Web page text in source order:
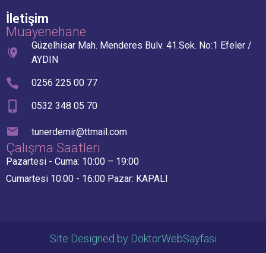
İletişim
Muayenehane
Güzelhisar Mah. Menderes Bulv. 41.Sok. No:1 Efeler /
AYDIN
0256 225 00 77
0532 348 05 70
tunerdemir@ttmail.com
Çalışma Saatleri
Pazartesi - Cuma: 10:00 – 19:00
Cumartesi 10:00 - 16:00 Pazar: KAPALI
Site Designed by DoktorWebSayfası